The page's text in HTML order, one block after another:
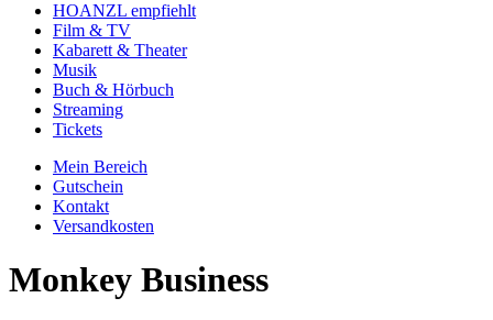
HOANZL empfiehlt
Film & TV
Kabarett & Theater
Musik
Buch & Hörbuch
Streaming
Tickets
Mein Bereich
Gutschein
Kontakt
Versandkosten
Monkey Business